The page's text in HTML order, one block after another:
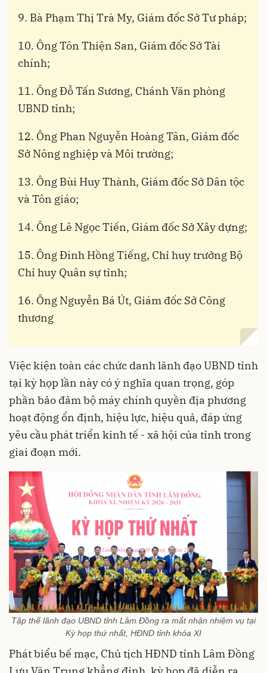
9. Bà Phạm Thị Trà My, Giám đốc Sở Tư pháp;
10. Ông Tôn Thiện San, Giám đốc Sở Tài
chính;
11. Ông Đỗ Tấn Sương, Chánh Văn phòng
UBND tỉnh;
12. Ông Phan Nguyễn Hoàng Tân, Giám đốc
Sở Nông nghiệp và Môi trường;
13. Ông Bùi Huy Thành, Giám đốc Sở Dân tộc
và Tôn giáo;
14. Ông Lê Ngọc Tiến, Giám đốc Sở Xây dựng;
15. Ông Đinh Hồng Tiếng, Chỉ huy trưởng Bộ
Chỉ huy Quân sự tỉnh;
16. Ông Nguyễn Bá Út, Giám đốc Sở Công
thương
Việc kiện toàn các chức danh lãnh đạo UBND tỉnh
tại kỳ họp lần này có ý nghĩa quan trọng, góp
phần bảo đảm bộ máy chính quyền địa phương
hoạt động ổn định, hiệu lực, hiệu quả, đáp ứng
yêu cầu phát triển kinh tế - xã hội của tỉnh trong
giai đoạn mới.
Tập thể lãnh đạo UBND tỉnh Lâm Đồng ra mắt nhận nhiệm vụ tại
Kỳ họp thứ nhất, HĐND tỉnh khóa XI
Phát biểu bế mạc, Chủ tịch HĐND tỉnh Lâm Đồng